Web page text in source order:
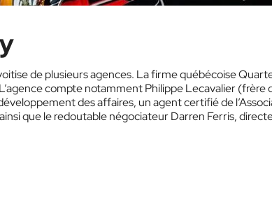
de plusieurs agences. La firme québécoise
compte notamment Philippe Lecavalier (frère
des affaires, un agent certifié de
que le redoutable négociateur Darren Ferris,